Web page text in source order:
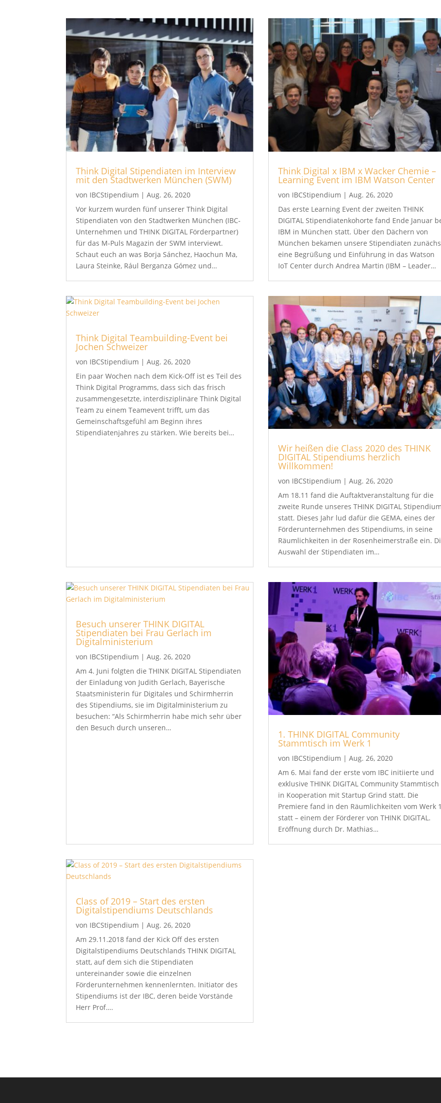
Think Digital Stipendiaten im Interview
mit den Stadtwerken München (SWM)
von IBCStipendium |Aug. 26, 2020
Vor kurzem wurden fünf unserer Think Digital
Stipendiaten von den Stadtwerken München (IBC-
Unternehmen und THINK DIGITAL Förderpartner)
für das M-Puls Magazin der SWM interviewt.
Schaut euch an was Borja Sánchez, Haochun Ma,
Laura Steinke, Rául Berganza Gómez und…
Think Digital x IBM x Wacker Chemie –
Learning Event im IBM Watson Center
von IBCStipendium |Aug. 26, 2020
Das erste Learning Event der zweiten THINK
DIGITAL Stipendiatenkohorte fand Ende Januar
IBM in München statt. Über den Dächern von
München bekamen unsere Stipendiaten
eine Begrüßung und Einführung in das Watson
IoT Center durch Andrea Martin (IBM – Leader…
Think Digital Teambuilding-Event bei
Jochen Schweizer
von IBCStipendium |Aug. 26, 2020
Ein paar Wochen nach dem Kick-Off ist es Teil des
Think Digital Programms, dass sich das frisch
zusammengesetzte, interdisziplinäre Think Digital
Team zu einem Teamevent trifft, um das
Gemeinschaftsgefühl am Beginn ihres
Stipendiatenjahres zu stärken. Wie bereits bei…
Wir heißen die Class 2020 des THINK
DIGITAL Stipendiums herzlich
Willkommen!
von IBCStipendium |Aug. 26, 2020
Am 18.11 fand die Auftaktveranstaltung für die
zweite Runde unseres THINK DIGITAL
statt. Dieses Jahr lud dafür die GEMA, eines der
Förderunternehmen des Stipendiums, in seine
Räumlichkeiten in der Rosenheimerstraße ein.
Auswahl der Stipendiaten im…
Besuch unserer THINK DIGITAL
Stipendiaten bei Frau Gerlach im
Digitalministerium
von IBCStipendium |Aug. 26, 2020
Am 4. Juni folgten die THINK DIGITAL Stipendiaten
der Einladung von Judith Gerlach, Bayerische
Staatsministerin für Digitales und Schirmherrin
des Stipendiums, sie im Digitalministerium zu
besuchen: “Als Schirmherrin habe mich sehr über
den Besuch durch unseren…
1. THINK DIGITAL Community
Stammtisch im Werk 1
von IBCStipendium |Aug. 26, 2020
Am 6. Mai fand der erste vom IBC initiierte und
exklusive THINK DIGITAL Community Stammtisch
in Kooperation mit Startup Grind statt. Die
Premiere fand in den Räumlichkeiten vom Werk
statt – einem der Förderer von THINK DIGITAL.
Eröffnung durch Dr. Mathias…
Class of 2019 – Start des ersten
Digitalstipendiums Deutschlands
von IBCStipendium |Aug. 26, 2020
Am 29.11.2018 fand der Kick Off des ersten
Digitalstipendiums Deutschlands THINK DIGITAL
statt, auf dem sich die Stipendiaten
untereinander sowie die einzelnen
Förderunternehmen kennenlernten. Initiator des
Stipendiums ist der IBC, deren beide Vorstände
Herr Prof….